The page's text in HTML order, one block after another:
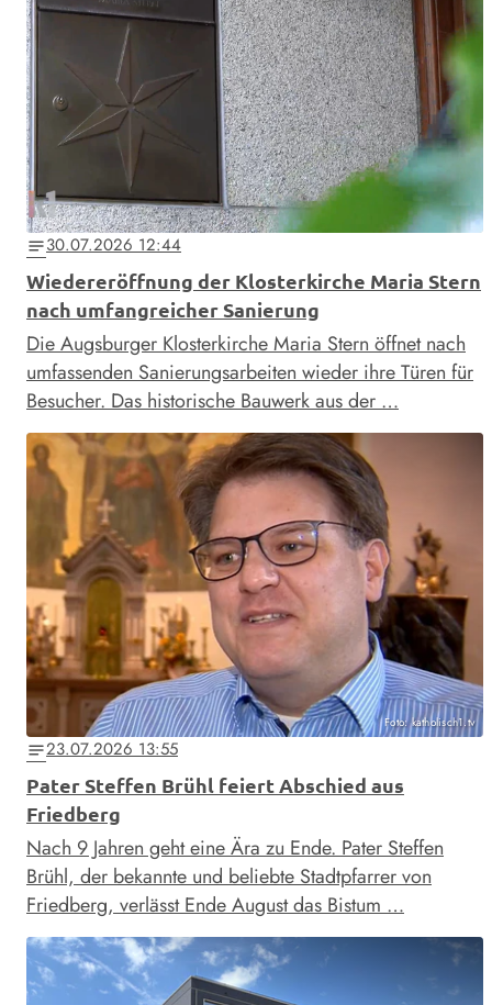
notes30.07.2026 12:44
Wiedereröffnung der Klosterkirche Maria Stern
nach umfangreicher Sanierung
Die Augsburger Klosterkirche Maria Stern öffnet nach
umfassenden Sanierungsarbeiten wieder ihre Türen für
Besucher. Das historische Bauwerk aus der …
Foto: katholisch1.tv
notes23.07.2026 13:55
Pater Steffen Brühl feiert Abschied aus
Friedberg
Nach 9 Jahren geht eine Ära zu Ende. Pater Steffen
Brühl, der bekannte und beliebte Stadtpfarrer von
Friedberg, verlässt Ende August das Bistum …